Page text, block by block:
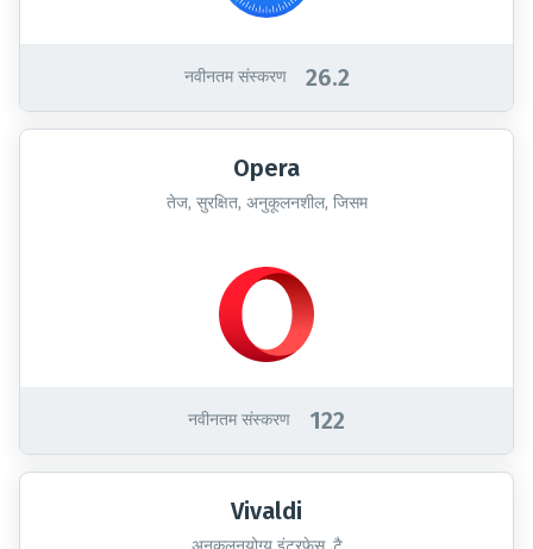
नवीनतम संस्करण 26.2
Opera
तेज, सुरक्षित, अनुकूलनशील, जिसम
नवीनतम संस्करण 122
Vivaldi